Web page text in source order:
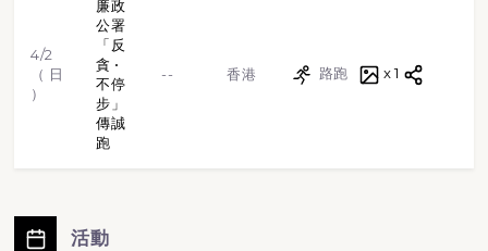
4/2
（ 日
）
廉政
公署
「反
貪 •
不停
步」
傳誠
跑
-- 香港 路跑 x 1
活動